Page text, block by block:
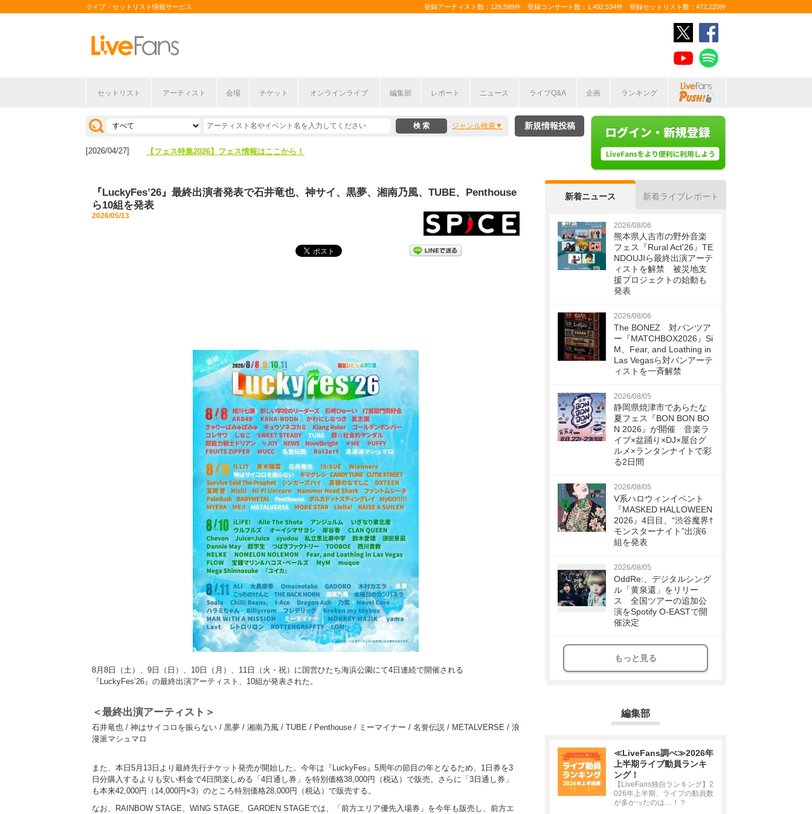
ライブ・セットリスト情報サービス 登録アーティスト数：126,599件 登録コンサート数：1,492,534件 登録セットリスト数：472,220件
セットリスト アーティスト 会場 チケット オンラインライブ 編集部 レポート ニュース ライブQ&A 企画 ランキング
ジャンル検索
[2026/07/28] 【ライブ動員ランキング】2026年上半期編発表！
[2026/04/27] 【フェス特集2026】フェス情報はここから！
新規情報投稿
『LuckyFes’26』最終出演者発表で石井竜也、神サイ、黒夢、湘南乃風、TUBE、Penthouse
ら10組を発表
2026/05/13
8月8日（土）、9日（日）、10日（月）、11日（火・祝）に国営ひたち海浜公園にて4日連続で開催される
『LuckyFes’26』の最終出演アーティスト、10組が発表された。
＜最終出演アーティスト＞
石井竜也 / 神はサイコロを振らない / 黒夢 / 湘南乃風 / TUBE / Penthouse / ミーマイナー / 名誉伝説 / METALVERSE / 浪
漫派マシュマロ
また、本日5月13日より最終先行チケット発売が開始した。今年は『LuckyFes』5周年の節目の年となるため、1日券を3
日分購入するよりも安い料金で4日間楽しめる「4日通し券」を特別価格38,000円（税込）で販売。さらに「3日通し券」
も本来42,000円（14,000円×3）のところ特別価格28,000円（税込）で販売する。
なお、RAINBOW STAGE、WING STAGE、GARDEN STAGEでは、「前方エリア優先入場券」を今年も販売し、前方エ
新着ニュース 新着ライブレポート
2026/08/06
熊本県人吉市の野外音楽
フェス『Rural Act'26』TE
NDOUJIら最終出演アーテ
ィストを解禁 被災地支
援プロジェクトの始動も
発表
2026/08/06
The BONEZ 対バンツア
ー『MATCHBOX2026』Si
M、Fear, and Loathing in
Las Vegasら対バンアーテ
ィストを一斉解禁
2026/08/05
静岡県焼津市であらたな
夏フェス『BON BON BO
N 2026』が開催 音楽ラ
イブ×盆踊り×DJ×屋台グ
ルメ×ランタンナイトで彩
る2日間
2026/08/05
V系ハロウィンイベント
『MASKED HALLOWEEN
2026』4日目、“渋谷魔界†
モンスターナイト”出演6
組を発表
2026/08/05
OddRe:、デジタルシング
ル「黄泉還」をリリー
ス 全国ツアーの追加公
演をSpotify O-EASTで開
催決定
もっと見る
編集部
≪LiveFans調べ≫2026年
上半期ライブ動員ランキ
ング！
【LiveFans独自ランキング】2
026年上半期、ライブの動員数
が多かったのは…！？